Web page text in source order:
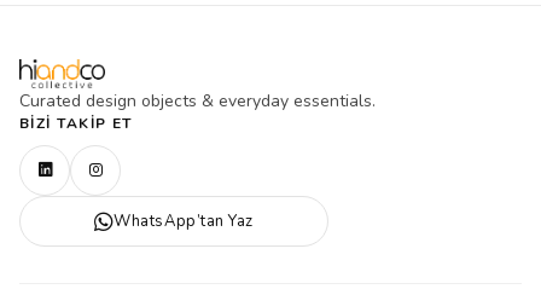
Curated design objects & everyday essentials.
BIZI TAKIP ET
WhatsApp’tan Yaz